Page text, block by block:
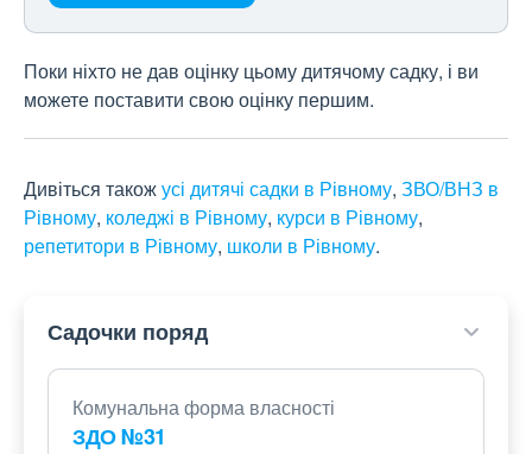
Поки ніхто не дав оцінку цьому дитячому садку, і ви
можете поставити свою оцінку першим.
Дивіться такожусі дитячі садки в Рівному, ЗВО/ВНЗ в
Рівному, коледжі в Рівному, курси в Рівному,
репетитори в Рівному, школи в Рівному.
Садочки поряд
Комунальна форма власності
ЗДО №31